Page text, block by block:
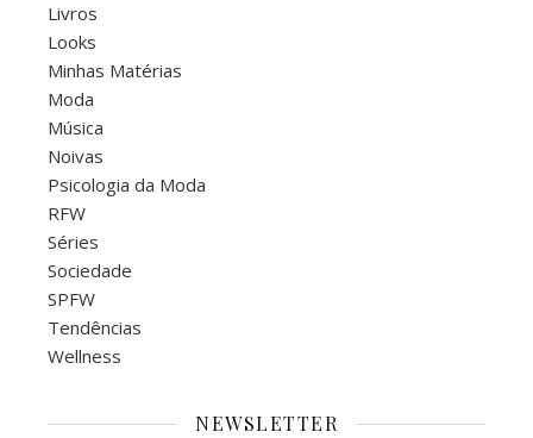
Livros
Looks
Minhas Matérias
Moda
Música
Noivas
Psicologia da Moda
RFW
Séries
Sociedade
SPFW
Tendências
Wellness
NEWSLETTER